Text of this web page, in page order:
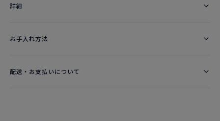
詳細​
お手入れ方法
配送・お支払いについて